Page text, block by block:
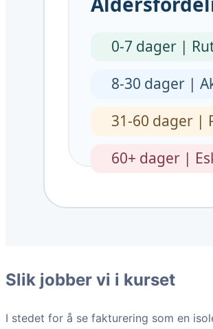
Slik jobber vi i kurset
I stedet for å se fakturering som en